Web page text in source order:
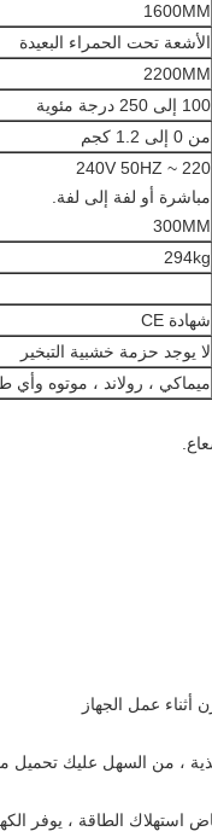
1600MM
الأشعة تحت الحمراء البعيدة
2200MM
100 إلى 250 درجة مئوية
من 0 إلى 1.2 كجم
220 ~ 240V 50HZ
مباشرة أو لفة إلى لفة.
300MM
294kg
شهادة CE
لا يوجد حزمة خشبية التبخير
ميماكي ، رولاند ، موتوه وأي